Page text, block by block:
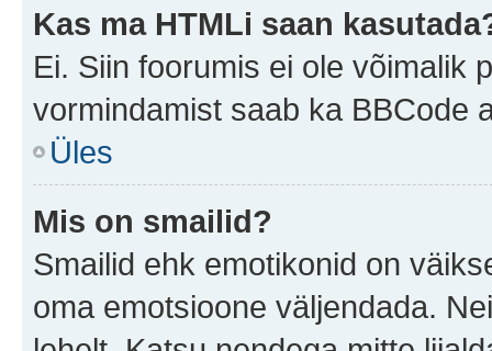
Kas ma HTMLi saan
Ei. Siin foorumis ei ole võimalik
vormindamist saab ka BBCode
Üles
Mis on smailid?
Smailid ehk emotikonid on
oma emotsioone väljendada.